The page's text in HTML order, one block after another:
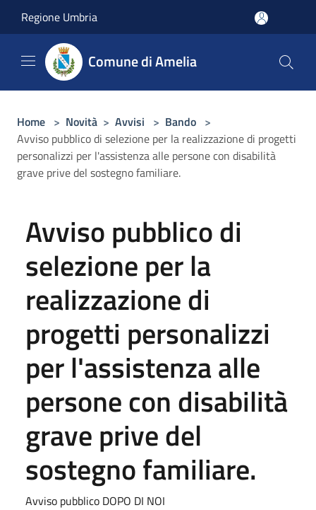
Regione Umbria
Comune di Amelia
Home > Novità > Avvisi > Bando >
Avviso pubblico di selezione per la realizzazione di progetti
personalizzi per l'assistenza alle persone con disabilità
grave prive del sostegno familiare.
Avviso pubblico di
selezione per la
realizzazione di
progetti personalizzi
per l'assistenza alle
persone con disabilità
grave prive del
sostegno familiare.
Avviso pubblico DOPO DI NOI